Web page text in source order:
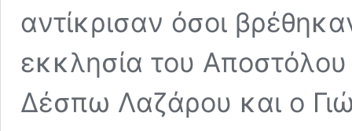
αντίκρισαν όσοι
εκκλησία του
Δέσπω Λαζάρου και ο